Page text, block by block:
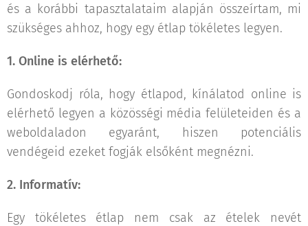
és a korábbi tapasztalataim alapján összeírtam, mi
szükséges ahhoz, hogy egy étlap tökéletes legyen.
1. Online is elérhető:
Gondoskodj róla, hogy étlapod, kínálatod online is
elérhető legyen a közösségi média felületeiden és a
weboldaladon egyaránt, hiszen potenciális
vendégeid ezeket fogják elsőként megnézni.
2. Informatív:
Egy tökéletes étlap nem csak az ételek nevét